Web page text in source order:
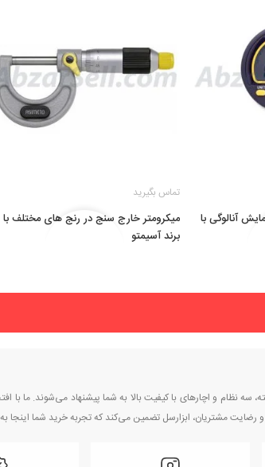
آنالوگی با
تماس بگیرید
میکرومتر خارج سنج در رنج های مختلف با
برند آسیمتو
نظام و اچارهای با کیفیت بالا به شما پیشنهاد می‌شوند. ما با
و رضایت مشتریان، ابزارسل تضمین می‌کند که تجربه خرید شما اینجا